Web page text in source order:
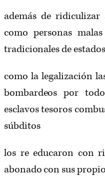
además de
como personas
tradicionales de
como la legalización
bombardeos por
esclavos tesoros
súbditos
los re educaron con
abonado con sus